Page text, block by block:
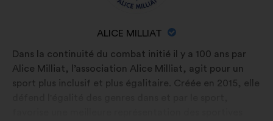
MAKE.ORG
PERFIL
MILLIAT
NOMBRE
DE
LA
ORGANIZACIÓN:
ALICE MILLIAT
Dans la continuité du combat initié il y a 100 ans par
Alice Milliat, l’association Alice Milliat, agit pour un
sport plus inclusif et plus égalitaire. Créée en 2015, elle